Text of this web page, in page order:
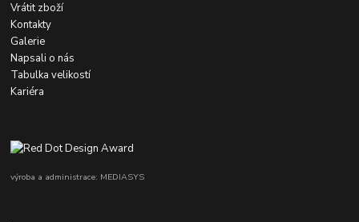
Vrátit zboží
Kontakty
Galerie
Napsali o nás
Tabulka velikostí
Kariéra
výroba a administrace: MEDIASYS